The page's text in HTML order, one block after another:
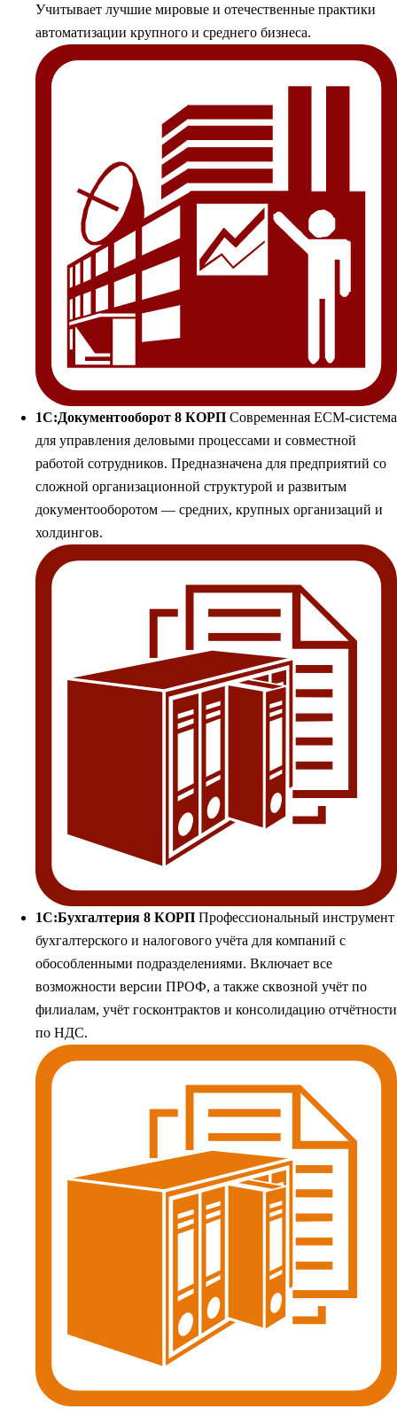
Учитывает лучшие мировые и отечественные практики
автоматизации крупного и среднего бизнеса.
1С:Документооборот 8 КОРП Современная ECM-система
для управления деловыми процессами и совместной
работой сотрудников. Предназначена для предприятий со
сложной организационной структурой и развитым
документооборотом — средних, крупных организаций и
холдингов.
1С:Бухгалтерия 8 КОРП Профессиональный инструмент
бухгалтерского и налогового учёта для компаний с
обособленными подразделениями. Включает все
возможности версии ПРОФ, а также сквозной учёт по
филиалам, учёт госконтрактов и консолидацию отчётности
по НДС.